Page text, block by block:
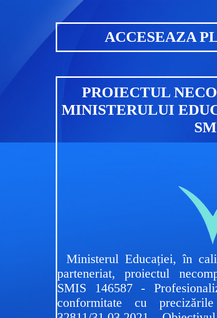
ACCESEAZA
PROIECTUL
MINISTERULUI
Ministerul Educației, în
parteneriat, proiectul
SMIS 146587 -
conformitate cu